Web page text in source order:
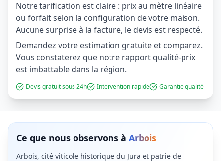
Notre tarification est claire : prix au mètre linéaire
ou forfait selon la configuration de votre maison.
Aucune surprise à la facture, le devis est respecté.
Demandez votre estimation gratuite et comparez.
Vous constaterez que notre rapport qualité-prix
est imbattable dans la région.
Devis gratuit sous 24h Intervention rapide Garantie qualité
Ce que nous observons à Arbois
Arbois, cité viticole historique du Jura et patrie de